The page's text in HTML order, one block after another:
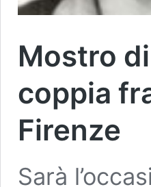
Mostro
coppia
Firenze
Sarà